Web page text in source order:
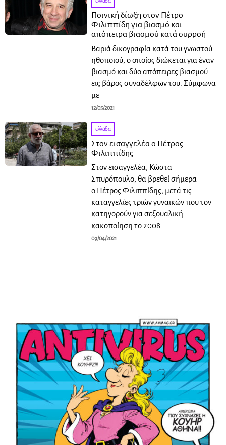
Ποινική δίωξη στον Πέτρο
Φιλιππίδη για βιασμό και
απόπειρα βιασμού κατά συρροή
Βαριά δικογραφία κατά του γνωστού
ηθοποιού, ο οποίος διώκεται για έναν
βιασμό και δύο απόπειρες βιασμού
εις βάρος συναδέλφων του. Σύμφωνα
με
12/05/2021
ελλάδα
Στον εισαγγελέα ο Πέτρος
Φιλιππίδης
Στον εισαγγελέα, Κώστα
Σπυρόπουλο, θα βρεθεί σήμερα
ο Πέτρος Φιλιππίδης, μετά τις
καταγγελίες τριών γυναικών που τον
κατηγορούν για σεξουαλική
κακοποίηση το 2008
09/04/2021